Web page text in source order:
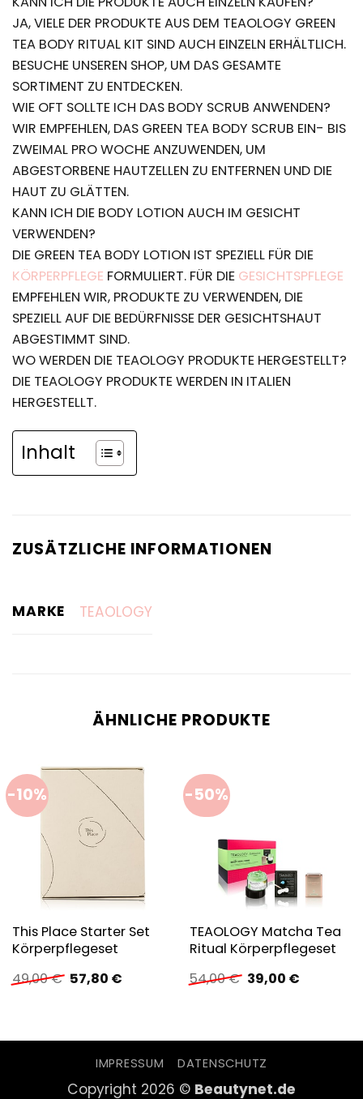
JA, VIELE DER PRODUKTE AUS DEM TEAOLOGY GREEN
TEA BODY RITUAL KIT SIND AUCH EINZELN ERHÄLTLICH.
BESUCHE UNSEREN SHOP, UM DAS GESAMTE
SORTIMENT ZU ENTDECKEN.
WIE OFT SOLLTE ICH DAS BODY SCRUB ANWENDEN?
WIR EMPFEHLEN, DAS GREEN TEA BODY SCRUB EIN- BIS
ZWEIMAL PRO WOCHE ANZUWENDEN, UM
ABGESTORBENE HAUTZELLEN ZU ENTFERNEN UND DIE
HAUT ZU GLÄTTEN.
KANN ICH DIE BODY LOTION AUCH IM GESICHT
VERWENDEN?
DIE GREEN TEA BODY LOTION IST SPEZIELL FÜR DIE
KÖRPERPFLEGE FORMULIERT. FÜR DIE GESICHTSPFLEGE
EMPFEHLEN WIR, PRODUKTE ZU VERWENDEN, DIE
SPEZIELL AUF DIE BEDÜRFNISSE DER GESICHTSHAUT
ABGESTIMMT SIND.
WO WERDEN DIE TEAOLOGY PRODUKTE HERGESTELLT?
DIE TEAOLOGY PRODUKTE WERDEN IN ITALIEN
HERGESTELLT.
Inhalt
ZUSÄTZLICHE INFORMATIONEN
MARKE TEAOLOGY
ÄHNLICHE PRODUKTE
-10%
This Place Starter Set
Körperpflegeset
49,00€ Ursprünglicher
Preis
57,80 €Aktueller
-50%
TEAOLOGY Matcha Tea
Ritual Körperpflegeset
54,00€ Ursprünglicher
Preis
39,00 €Aktueller
IMPRESSUM DATENSCHUTZ
Copyright 2026 © Beautynet.de